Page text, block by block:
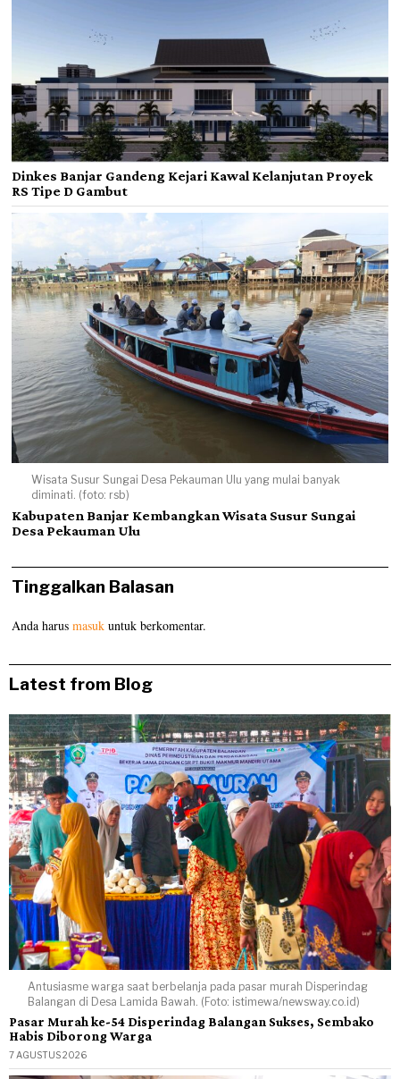
Dinkes Banjar Gandeng Kejari Kawal Kelanjutan Proyek
RS Tipe D Gambut
Wisata Susur Sungai Desa Pekauman Ulu yang mulai banyak
diminati. (foto: rsb)
Kabupaten Banjar Kembangkan Wisata Susur Sungai
Desa Pekauman Ulu
Tinggalkan Balasan
Anda harusmasuk untuk berkomentar.
Latest from Blog
Antusiasme warga saat berbelanja pada pasar murah Disperindag
Balangan di Desa Lamida Bawah. (Foto: istimewa/newsway.co.id)
Pasar Murah ke-54 Disperindag Balangan Sukses, Sembako
Habis Diborong Warga
7 AGUSTUS 2026